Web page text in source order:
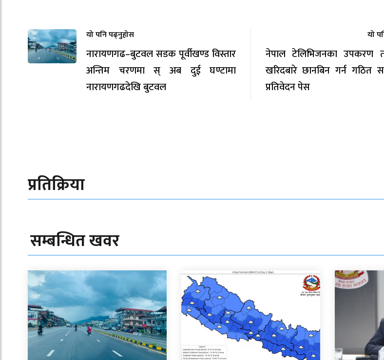
यो पनि पढ्नुहोस
नारायणगढ–बुटवल सडक पूर्वीखण्ड विस्तार
अन्तिम चरणमा स् अब दुई घण्टामा
नारायणगढदेखि बुटवल
यो
नेपाल टेलिभिजनका उपकरण
खरिदबारे छानबिन गर्न गठित
प्रतिवेदन पेस
प्रतिक्रिया
सम्बन्धित खवर